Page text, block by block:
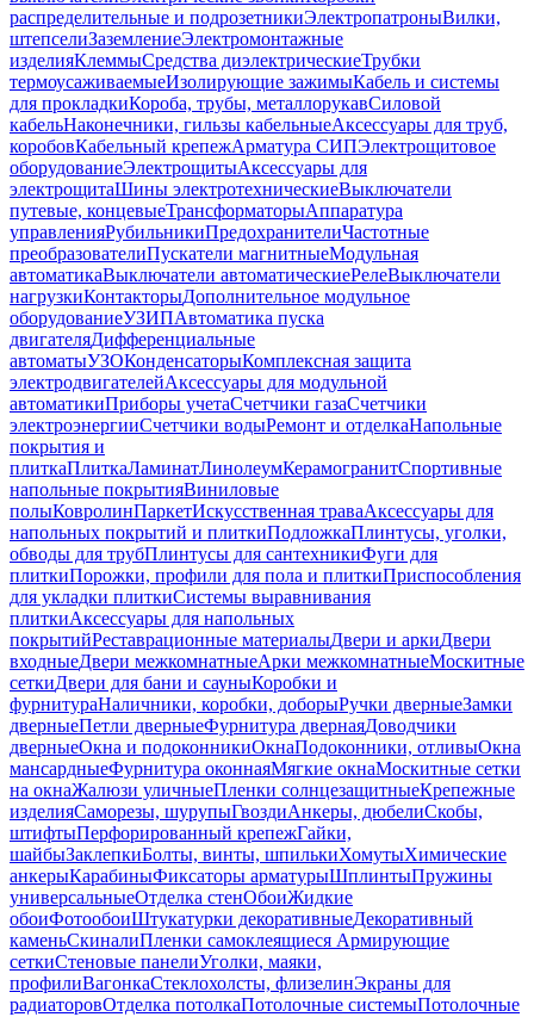
распределительные и подрозетникиЭлектропатроныВилки,
штепселиЗаземлениеЭлектромонтажные
изделияКлеммыСредства диэлектрическиеТрубки
термоусаживаемыеИзолирующие зажимыКабель и системы
для прокладкиКороба, трубы, металлорукавСиловой
кабельНаконечники, гильзы кабельныеАксессуары для труб,
коробовКабельный крепежАрматура СИПЭлектрощитовое
оборудованиеЭлектрощитыАксессуары для
электрощитаШины электротехническиеВыключатели
путевые, концевыеТрансформаторыАппаратура
управленияРубильникиПредохранителиЧастотные
преобразователиПускатели магнитныеМодульная
автоматикаВыключатели автоматическиеРелеВыключатели
нагрузкиКонтакторыДополнительное модульное
оборудованиеУЗИПАвтоматика пуска
двигателяДифференциальные
автоматыУЗОКонденсаторыКомплексная защита
электродвигателейАксессуары для модульной
автоматикиПриборы учетаСчетчики газаСчетчики
электроэнергииСчетчики водыРемонт и отделкаНапольные
покрытия и
плиткаПлиткаЛаминатЛинолеумКерамогранитСпортивные
напольные покрытияВиниловые
полыКовролинПаркетИскусственная траваАксессуары для
напольных покрытий и плиткиПодложкаПлинтусы, уголки,
обводы для трубПлинтусы для сантехникиФуги для
плиткиПорожки, профили для пола и плиткиПриспособления
для укладки плиткиСистемы выравнивания
плиткиАксессуары для напольных
покрытийРеставрационные материалыДвери и аркиДвери
входныеДвери межкомнатныеАрки межкомнатныеМоскитные
сеткиДвери для бани и сауныКоробки и
фурнитураНаличники, коробки, доборыРучки дверныеЗамки
дверныеПетли дверныеФурнитура двернаяДоводчики
дверныеОкна и подоконникиОкнаПодоконники, отливыОкна
мансардныеФурнитура оконнаяМягкие окнаМоскитные сетки
на окнаЖалюзи уличныеПленки солнцезащитныеКрепежные
изделияСаморезы, шурупыГвоздиАнкеры, дюбелиСкобы,
штифтыПерфорированный крепежГайки,
шайбыЗаклепкиБолты, винты, шпилькиХомутыХимические
анкерыКарабиныФиксаторы арматурыШплинтыПружины
универсальныеОтделка стенОбоиЖидкие
обоиФотообоиШтукатурки декоративныеДекоративный
каменьСкиналиПленки самоклеящиеся Армирующие
сеткиСтеновые панелиУголки, маяки,
профилиВагонкаСтеклохолсты, флизелинЭкраны для
радиаторовОтделка потолкаПотолочные системыПотолочные